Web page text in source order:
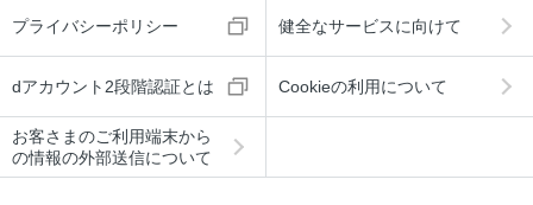
プライバシーポリシー 健全なサービスに向けて
dアカウント2段階認証とは Cookieの利用について
お客さまのご利用端末から
の情報の外部送信について